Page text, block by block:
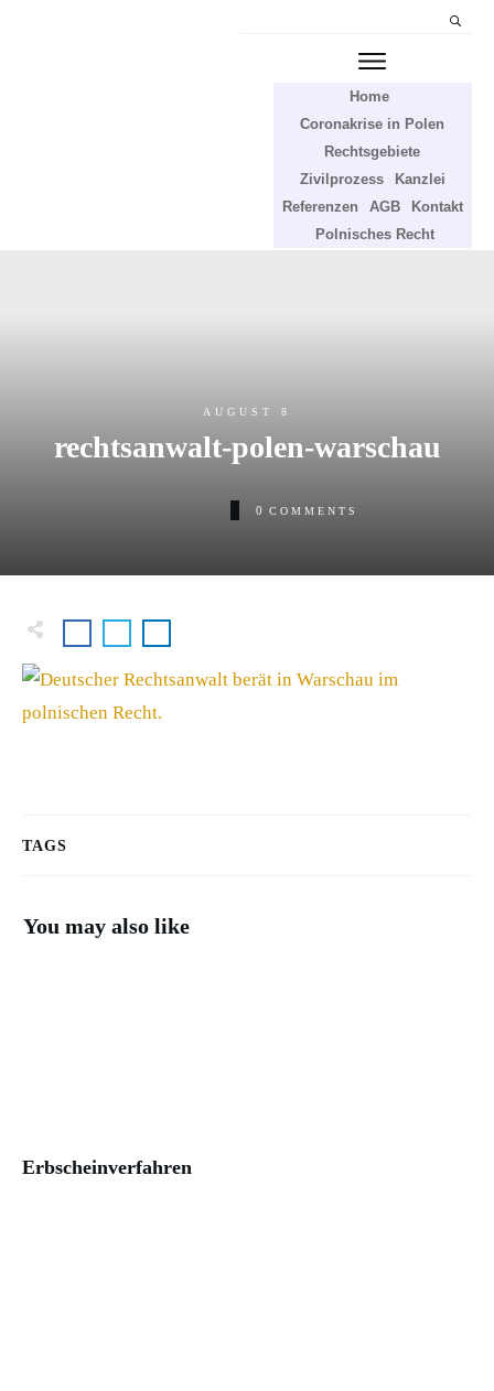
Home
Coronakrise in Polen
Rechtsgebiete
Zivilprozess
Kanzlei
Referenzen
AGB
Kontakt
Polnisches Recht
AUGUST 8
rechtsanwalt-polen-warschau
0 COMMENTS
TAGS
You may also like
Erbscheinverfahren